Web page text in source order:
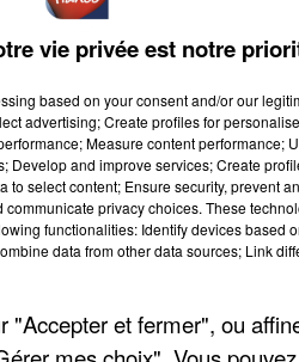
vie privée est notre
based on your consent and/or our
advertising; Create profiles for
Measure content performance;
Develop and improve services; Create
select content; Ensure security, prevent
privacy choices. These
functionalities: Identify devices based
data from other data sources; Link
"Accepter et fermer", ou